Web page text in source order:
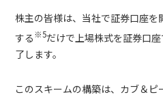
株主の皆様は、当社で証券口座
する※5だけで上場株式を証券口
了します。
このスキームの構築は、カブ＆ピ